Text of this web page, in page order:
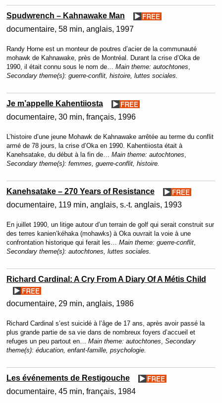
Spudwrench – Kahnawake Man
documentaire 58 min anglais 1997
Randy Horne est un monteur de poutres d’acier de la communauté
mohawk de Kahnawake, près de Montréal. Durant la crise d’Oka de
1990, il était connu sous le nom de… Main theme: autochtones,
Secondary theme(s): guerre-conflit, histoire, luttes sociales.
Je m’appelle Kahentiiosta
documentaire 30 min français 1996
L’histoire d’une jeune Mohawk de Kahnawake arrêtée au terme du conflit
armé de 78 jours, la crise d’Oka en 1990. Kahentiiosta était à
Kanehsatake, du début à la fin de… Main theme: autochtones,
Secondary theme(s): femmes, guerre-conflit, histoire.
Kanehsatake – 270 Years of Resistance
documentaire 119 min anglais, s.-t. anglais 1993
En juillet 1990, un litige autour d’un terrain de golf qui serait construit sur
des terres kanien’kéhaka (mohawks) à Oka ouvrait la voie à une
confrontation historique qui ferait les… Main theme: guerre-conflit,
Secondary theme(s): autochtones, luttes sociales.
Richard Cardinal: A Cry From A Diary Of A Métis Child
documentaire 29 min anglais 1986
Richard Cardinal s’est suicidé à l’âge de 17 ans, après avoir passé la
plus grande partie de sa vie dans de nombreux foyers d’accueil et
refuges un peu partout en… Main theme: autochtones, Secondary
theme(s): éducation, enfant-famille, psychologie.
Les événements de Restigouche
documentaire 45 min français 1984